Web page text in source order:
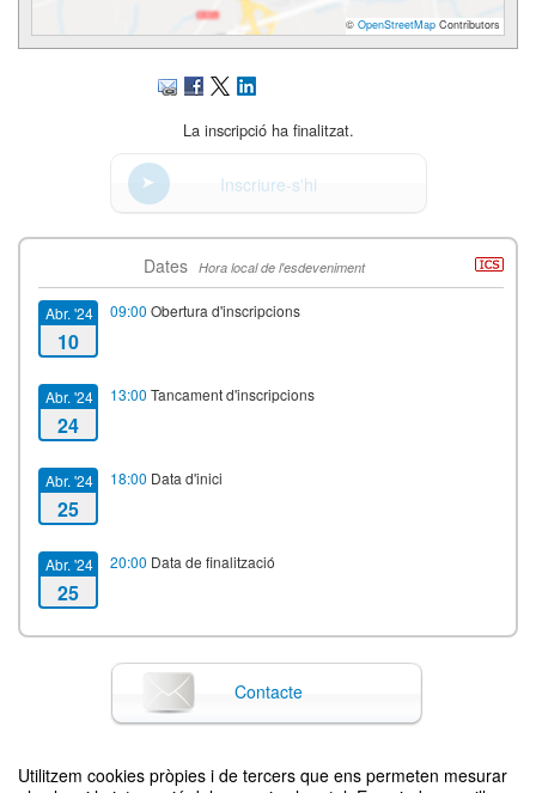
Utilitzem cookies pròpies i de tercers que ens permeten mesurar
© OpenStreetMap Contributors
La inscripció ha finalitzat.
Inscriure-s'hi
Dates Hora local de l'esdeveniment
Abr. '24
10
09:00 Obertura d'inscripcions
Abr. '24
24
13:00 Tancament d'inscripcions
Abr. '24
25
18:00 Data d'inici
Abr. '24
25
20:00 Data de finalització
Contacte
Difon el teu esdeveniment posant el codi següent en el teu lloc